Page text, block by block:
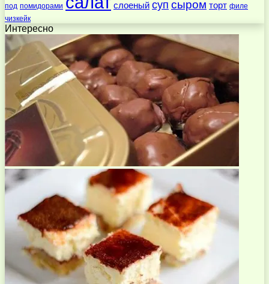
под помидорами слоеный суп сыром торт филе
чизкейк
Интересно